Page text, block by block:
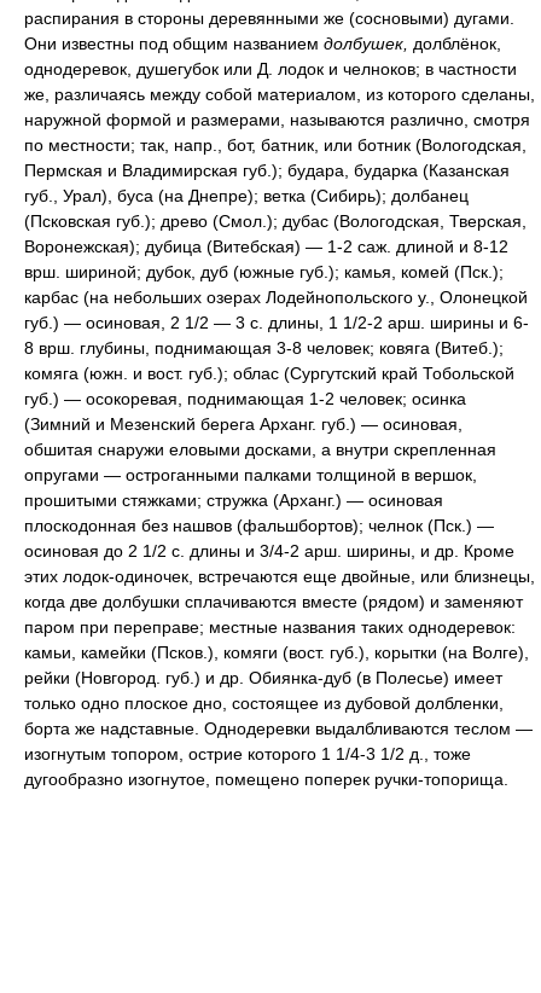
распирания в стороны деревянными же (сосновыми) дугами.
Они известны под общим названием долбушек, долблёнок,
однодеревок, душегубок или Д. лодок и челноков; в частности
же, различаясь между собой материалом, из которого сделаны,
наружной формой и размерами, называются различно, смотря
по местности; так, напр., бот, батник, или ботник (Вологодская,
Пермская и Владимирская губ.); будара, бударка (Казанская
губ., Урал), буса (на Днепре); ветка (Сибирь); долбанец
(Псковская губ.); древо (Смол.); дубас (Вологодская, Тверская,
Воронежская); дубица (Витебская) — 1-2 саж. длиной и 8-12
врш. шириной; дубок, дуб (южные губ.); камья, комей (Пск.);
карбас (на небольших озерах Лодейнопольского у., Олонецкой
губ.) — осиновая, 2 1/2 — 3 с. длины, 1 1/2-2 арш. ширины и 6-
8 врш. глубины, поднимающая 3-8 человек; ковяга (Витеб.);
комяга (южн. и вост. губ.); облас (Сургутский край Тобольской
губ.) — осокоревая, поднимающая 1-2 человек; осинка
(Зимний и Мезенский берега Арханг. губ.) — осиновая,
обшитая снаружи еловыми досками, а внутри скрепленная
опругами — остроганными палками толщиной в вершок,
прошитыми стяжками; стружка (Арханг.) — осиновая
плоскодонная без нашвов (фальшбортов); челнок (Пск.) —
осиновая до 2 1/2 с. длины и 3/4-2 арш. ширины, и др. Кроме
этих лодок-одиночек, встречаются еще двойные, или близнецы,
когда две долбушки сплачиваются вместе (рядом) и заменяют
паром при переправе; местные названия таких однодеревок:
камьи, камейки (Псков.), комяги (вост. губ.), корытки (на Волге),
рейки (Новгород. губ.) и др. Обиянка-дуб (в Полесье) имеет
только одно плоское дно, состоящее из дубовой долбленки,
борта же надставные. Однодеревки выдалбливаются теслом —
изогнутым топором, острие которого 1 1/4-3 1/2 д., тоже
дугообразно изогнутое, помещено поперек ручки-топорища.